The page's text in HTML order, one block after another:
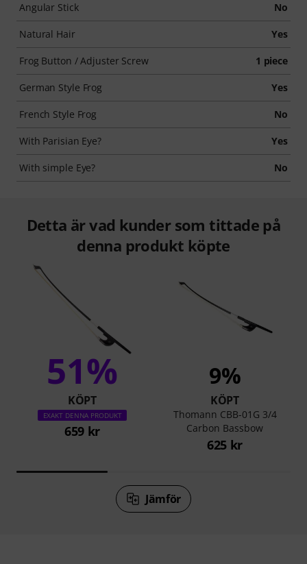
Angular Stick No
Natural Hair Yes
Frog Button / Adjuster Screw 1 piece
German Style Frog Yes
French Style Frog No
With Parisian Eye? Yes
With simple Eye? No
Detta är vad kunder som tittade på
denna produkt köpte
51%
KÖPT
EXAKT DENNA PRODUKT
659 kr
9%
KÖPT
Thomann CBB-01G 3/4
Carbon Bassbow
625 kr
Jämför